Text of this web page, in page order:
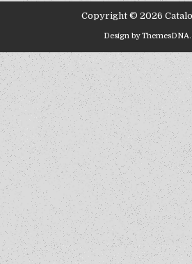
Copyright © 2026
Design by